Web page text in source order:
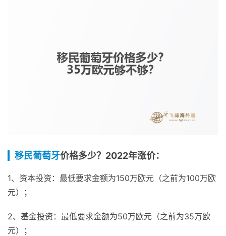
移民葡萄牙价格多少？2022年涨价：
1、资本投资：最低要求金额为150万欧元（之前为100万欧
元）；
2、基金投资：最低要求金额为50万欧元（之前为35万欧
元）；